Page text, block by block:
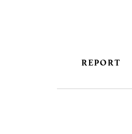
REPORT